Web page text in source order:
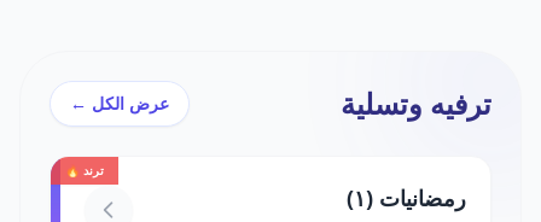
ترفيه وتسلية عرض الكل ←
ترند 🔥
رمضانيات (١)